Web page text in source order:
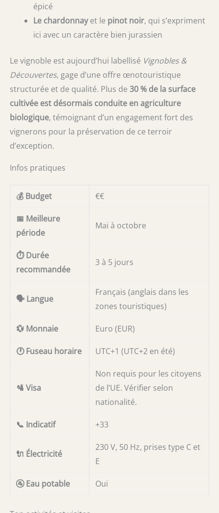
épicé
Le chardonnayet le pinot noir, qui s’expriment
ici avec un caractère bien jurassien
Le vignoble est aujourd’hui labellisé Vignobles &
Découvertes, gage d’une offre œnotouristique
structurée et de qualité. Plus de 30 % de la surface
cultivée est désormais conduite en agriculture
biologique, témoignant d’un engagement fort des
vignerons pour la préservation de ce terroir
d’exception.
Infos pratiques
💰 Budget €€
📅 Meilleure
période
Mai à octobre
⏱️ Durée
recommandée
3 à 5 jours
🗣️ Langue
Français (anglais dans les
zones touristiques)
💱 Monnaie Euro (EUR)
🕐 Fuseau horaire UTC+1 (UTC+2 en été)
🛂 Visa
Non requis pour les citoyens
de l’UE. Vérifier selon
nationalité.
📞 Indicatif +33
🔌 Électricité
230 V, 50 Hz, prises type C et
E
🚰 Eau potable Oui